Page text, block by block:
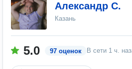
Александр С.
Казань
5.0 97 оценок В сети 1 ч.